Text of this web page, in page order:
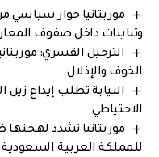
موريتانيا حوار
وتباينات داخل صفوف
الترحيل القسري:
الخوف والإذلال
النيابة تطلب إيداع
الاحتياطي
موريتانيا تشدد لهجتها
للمملكة العربية السعودية